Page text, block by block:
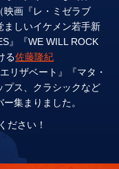
（映画『レ・ミゼラブ
ましいイケメン若手新
』『WE WILL ROCK
る佐藤隆紀
リザベート』『マタ・
プス、クラシックなど
集まりました。
ださい！